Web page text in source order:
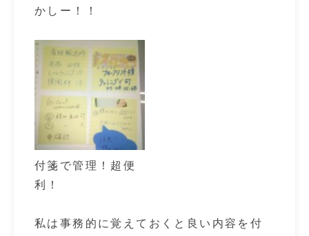
かしー！！
付箋で管理！超便
利！
私は事務的に覚えておくと良い内容を付